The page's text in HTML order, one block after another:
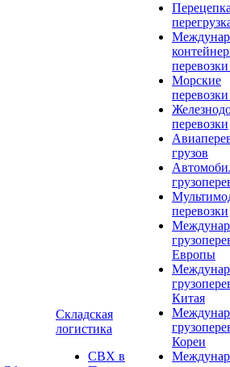
Складская
логистика
СВХ в
Морские
перевозки
грузов
перевозки
Европы
Китая
Кореи